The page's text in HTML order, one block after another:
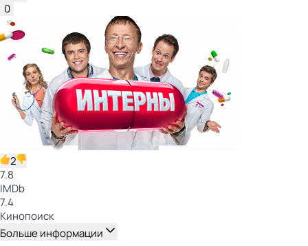
0
2
7.8
IMDb
7.4
Кинопоиск
Больше информации